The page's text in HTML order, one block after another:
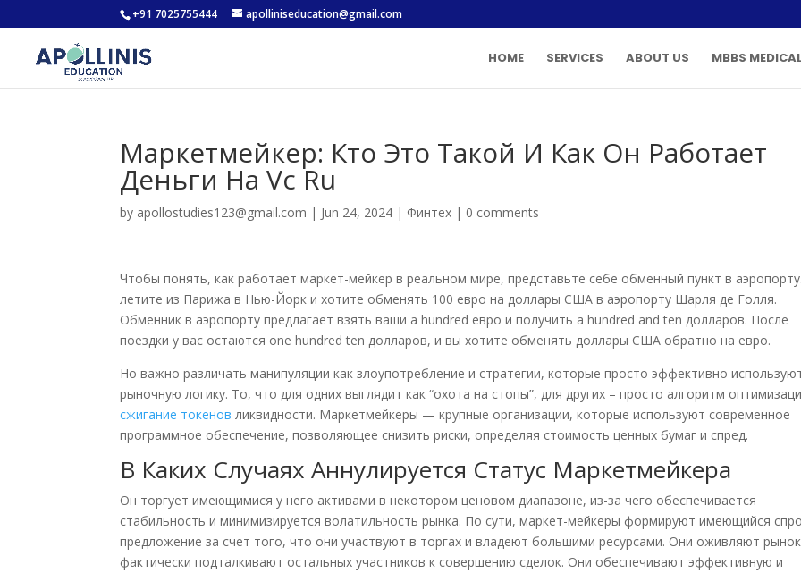
+91 7025755444 apolliniseducation@gmail.com
HOME SERVICES ABOUT US MBBS
Маркетмейкер: Кто Это Такой И Как Он Работает
Деньги На Vc Ru
by apollostudies123@gmail.com | Jun 24, 2024 | Финтех | 0 comments
Чтобы понять, как работает маркет-мейкер в реальном мире, представьте себе обменный пункт в
летите из Парижа в Нью-Йорк и хотите обменять 100 евро на доллары США в аэропорту Шарля де Голля.
Обменник в аэропорту предлагает взять ваши a hundred евро и получить a hundred and ten долларов. После
поездки у вас остаются one hundred ten долларов, и вы хотите обменять доллары США обратно на евро.
Но важно различать манипуляции как злоупотребление и стратегии, которые просто эффективно
рыночную логику. То, что для одних выглядит как “охота на стопы”, для других – просто алгоритм
сжигание токенов ликвидности. Маркетмейкеры — крупные организации, которые используют современное
программное обеспечение, позволяющее снизить риски, определяя стоимость ценных бумаг и спред.
В Каких Случаях Аннулируется Статус Маркетмейкера
Он торгует имеющимися у него активами в некотором ценовом диапазоне, из-за чего обеспечивается
стабильность и минимизируется волатильность рынка. По сути, маркет-мейкеры формируют имеющийся
предложение за счет того, что они участвуют в торгах и владеют большими ресурсами. Они оживляют
фактически подталкивают остальных участников к совершению сделок. Они обеспечивают эффективную и